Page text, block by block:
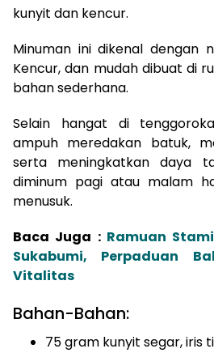
kunyit dan kencur.
Minuman ini dikenal dengan
Kencur, dan mudah dibuat di
bahan sederhana.
Selain hangat di
ampuh meredakan batuk,
serta meningkatkan daya
diminum pagi atau malam
menusuk.
Baca Juga : Ramuan
Sukabumi, Perpaduan
Vitalitas
Bahan-Bahan:
75 gram kunyit segar, iris